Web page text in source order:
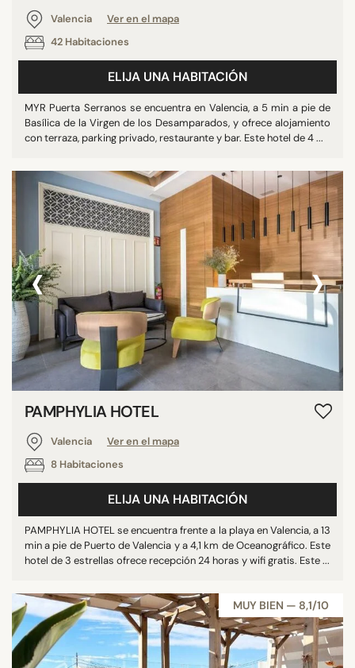
Valencia
Ver en el mapa
42 Habitaciones
ELIJA UNA HABITACIÓN
MYR Puerta Serranos se encuentra en Valencia, a 5 min a pie de
Basílica de la Virgen de los Desamparados, y ofrece alojamiento
con terraza, parking privado, restaurante y bar. Este hotel de 4 ...
‹ ›
PAMPHYLIA HOTEL
Valencia
Ver en el mapa
8 Habitaciones
ELIJA UNA HABITACIÓN
PAMPHYLIA HOTEL se encuentra frente a la playa en Valencia, a 13
min a pie de Puerto de Valencia y a 4,1 km de Oceanográfico. Este
hotel de 3 estrellas ofrece recepción 24 horas y wifi gratis. Este ...
MUY BIEN — 8,1/10